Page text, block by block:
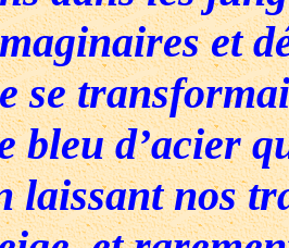
et
se
bleu d’acier
laissant nos